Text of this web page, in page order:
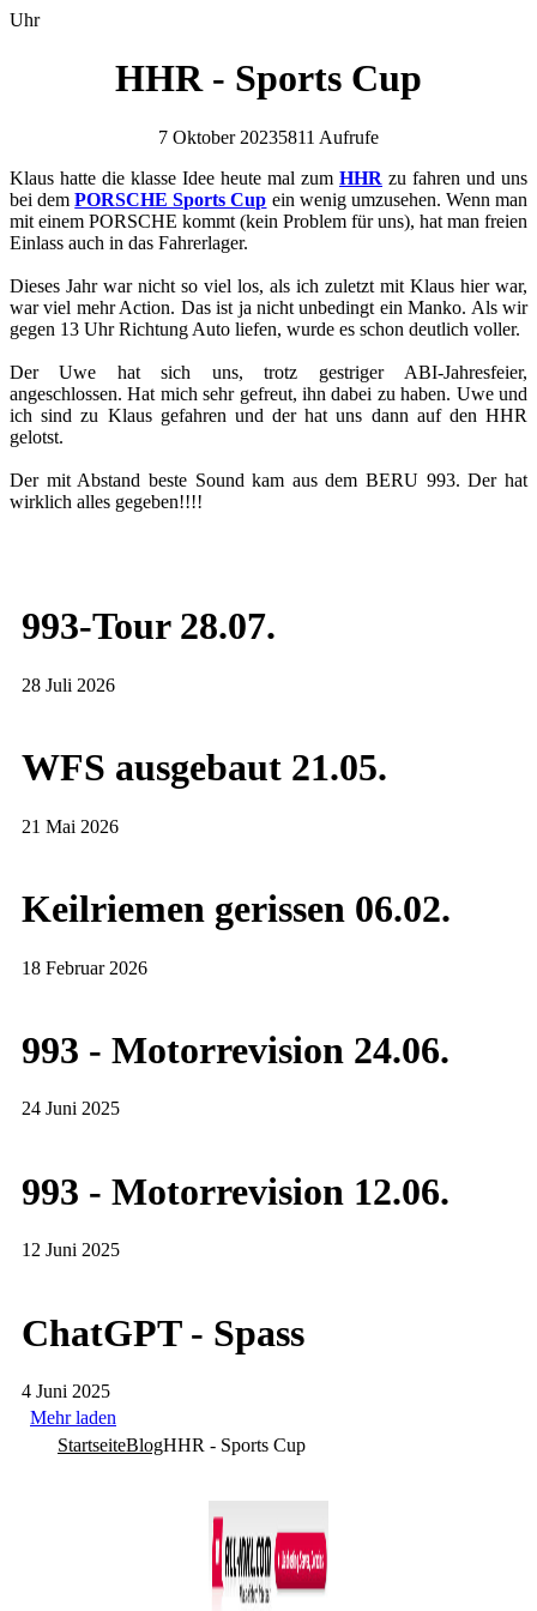
Uhr
HHR - Sports Cup
7 Oktober 20235811 Aufrufe
Klaus hatte die klasse Idee heute mal zum HHR zu fahren und uns
bei demPORSCHE Sports Cup ein wenig umzusehen. Wenn man
mit einem PORSCHE kommt (kein Problem für uns), hat man freien
Einlass auch in das Fahrerlager.
Dieses Jahr war nicht so viel los, als ich zuletzt mit Klaus hier war,
war viel mehr Action. Das ist ja nicht unbedingt ein Manko. Als wir
gegen 13 Uhr Richtung Auto liefen, wurde es schon deutlich voller.
Der Uwe hat sich uns, trotz gestriger ABI-Jahresfeier,
angeschlossen. Hat mich sehr gefreut, ihn dabei zu haben. Uwe und
ich sind zu Klaus gefahren und der hat uns dann auf den HHR
gelotst.​
Der mit Abstand beste Sound kam aus dem BERU 993. Der hat
wirklich alles gegeben!!!!
993-Tour 28.07.
28 Juli 2026
WFS ausgebaut 21.05.
21 Mai 2026
Keilriemen gerissen 06.02.
18 Februar 2026
993 - Motorrevision 24.06.
24 Juni 2025
993 - Motorrevision 12.06.
12 Juni 2025
ChatGPT - Spass
4 Juni 2025
Mehr laden
StartseiteBlogHHR - Sports Cup